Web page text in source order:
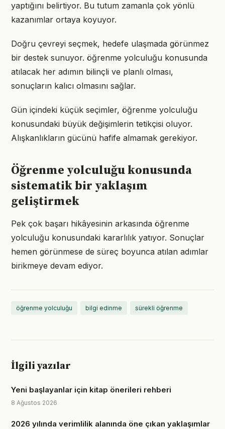
yaptığını belirtiyor. Bu tutum zamanla çok yönlü
kazanımlar ortaya koyuyor.
Doğru çevreyi seçmek, hedefe ulaşmada görünmez
bir destek sunuyor. öğrenme yolculuğu konusunda
atılacak her adımın bilinçli ve planlı olması,
sonuçların kalıcı olmasını sağlar.
Gün içindeki küçük seçimler, öğrenme yolculuğu
konusundaki büyük değişimlerin tetikçisi oluyor.
Alışkanlıkların gücünü hafife almamak gerekiyor.
Öğrenme yolculuğu konusunda
sistematik bir yaklaşım
geliştirmek
Pek çok başarı hikâyesinin arkasında öğrenme
yolculuğu konusundaki kararlılık yatıyor. Sonuçlar
hemen görünmese de süreç boyunca atılan adımlar
birikmeye devam ediyor.
öğrenme yolculuğu bilgi edinme sürekli öğrenme
İlgili yazılar
Yeni başlayanlar için kitap önerileri rehberi
8 Ağustos 2026
2026 yılında verimlilik alanında öne çıkan yaklaşımlar